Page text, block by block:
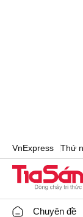
VnExpress Thứ
Chuyên đề